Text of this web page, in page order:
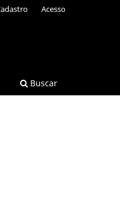
Buscar
Acesso